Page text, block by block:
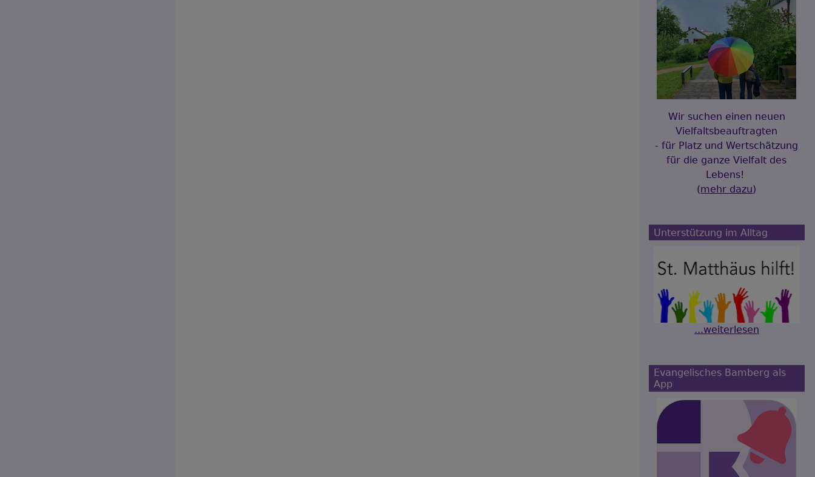
Wir suchen einen neuen
Vielfaltsbeauftragten
- für Platz und Wertschätzung
für die ganze Vielfalt des
Lebens!
(mehr dazu)
Unterstützung im Alltag
...weiterlesen
Evangelisches Bamberg als
App